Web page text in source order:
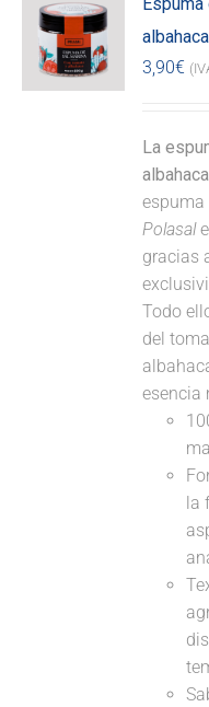
3,90€
La
espuma
Polasal
gracias
Todo
del
esencia
la